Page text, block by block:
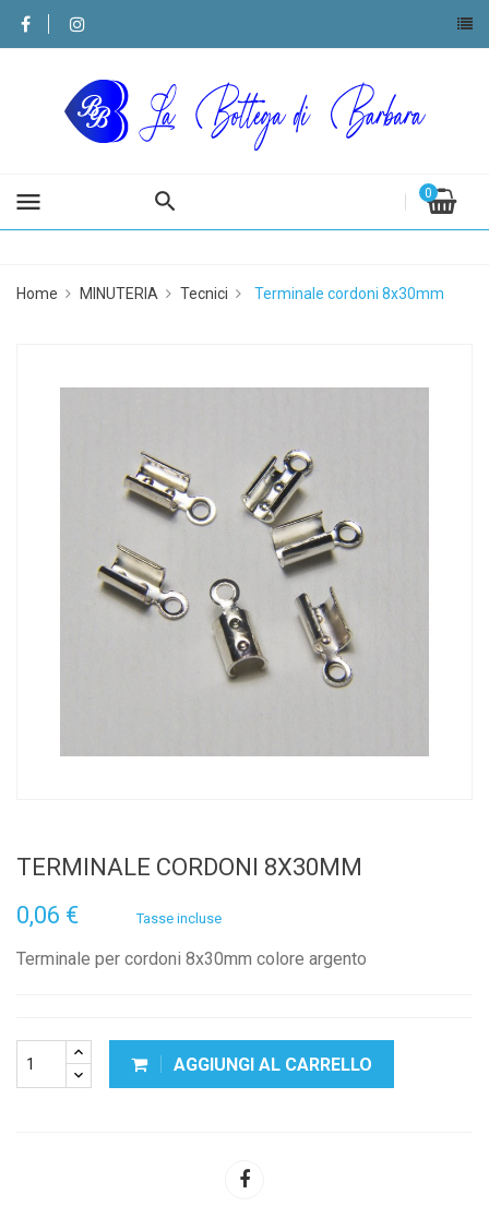
menu 0
Home MINUTERIA Tecnici Terminale cordoni 8x30mm
TERMINALE CORDONI 8X30MM
0,06 €
Tasse incluse
Terminale per cordoni 8x30mm colore argento
AGGIUNGI AL CARRELLO